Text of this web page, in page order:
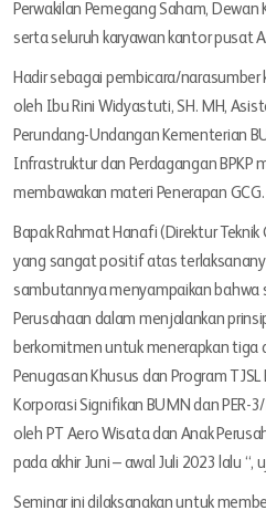
Perwakilan Pemegang Saham,
serta seluruh karyawan kantor pusat
Hadir sebagai pembicara/
oleh Ibu Rini Widyastuti, SH. MH,
Perundang-Undangan Kementerian
Infrastruktur dan Perdagangan BPKP
membawakan materi Penerapan GCG.
Bapak Rahmat Hanafi (Direktur
yang sangat positif atas
sambutannya menyampaikan bahwa
Perusahaan dalam menjalankan
berkomitmen untuk menerapkan tiga
Penugasan Khusus dan Program
Korporasi Signifikan BUMN dan
oleh PT Aero Wisata dan Anak
pada akhir Juni – awal Juli 2023 lalu “,
Seminar ini dilaksanakan untuk